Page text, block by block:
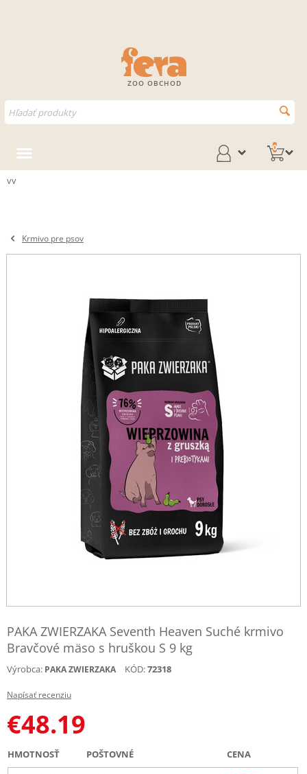
ZOO OBCHOD
0
vv
Krmivo pre psov
PAKA ZWIERZAKA Seventh Heaven Suché krmivo
Bravčové mäso s hruškou S 9 kg
Výrobca: PAKA ZWIERZAKA KÓD:72318
Napísať recenziu
€48.19
HMOTNOSŤ POŠTOVNÉ CENA